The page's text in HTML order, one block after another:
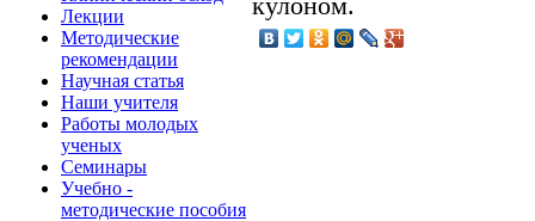
Лекции
Методические
рекомендации
Научная статья
Наши учителя
Работы молодых
ученых
Семинары
Учебно -
методические пособия